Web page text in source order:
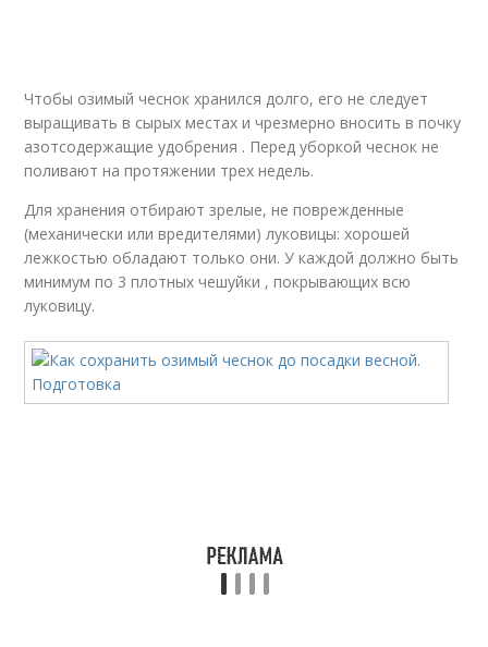
Чтобы озимый чеснок хранился долго, его не следует
выращивать в сырых местах и чрезмерно вносить в почку
азотсодержащие удобрения . Перед уборкой чеснок не
поливают на протяжении трех недель.
Для хранения отбирают зрелые, не поврежденные
(механически или вредителями) луковицы: хорошей
лежкостью обладают только они. У каждой должно быть
минимум по 3 плотных чешуйки , покрывающих всю
луковицу.